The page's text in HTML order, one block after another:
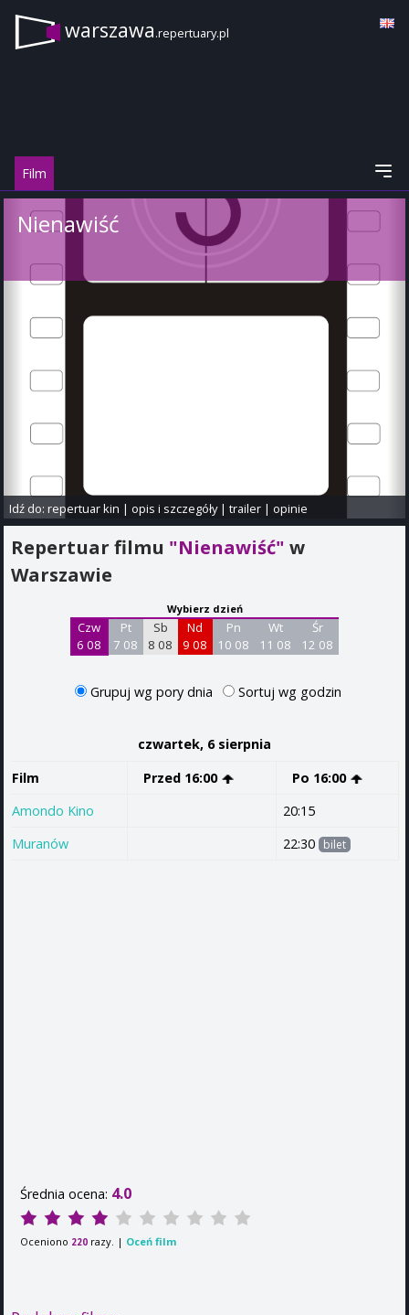
warszawa.repertuary.pl
Film
Nienawiść
Idź do:repertuar kin |opis i szczegóły|trailer |opinie
Repertuar filmu "Nienawiść" w
Warszawie
Wybierz dzień
Czw
6 08
Pt
7 08
Sb
8 08
Nd
9 08
Pn
10 08
Wt
11 08
Śr
12 08
Grupuj wg pory dnia Sortuj wg godzin
czwartek, 6 sierpnia
Film
Przed 16:00
Po 16:00
Amondo Kino
20:15
Muranów
22:30 bilet
Średnia ocena: 4.0
Oceniono 220 razy. | Oceń film